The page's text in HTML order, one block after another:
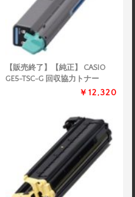
【販売終了】【純正】 CASIO
GE5-TSC-G 回収協力トナー
￥12,320